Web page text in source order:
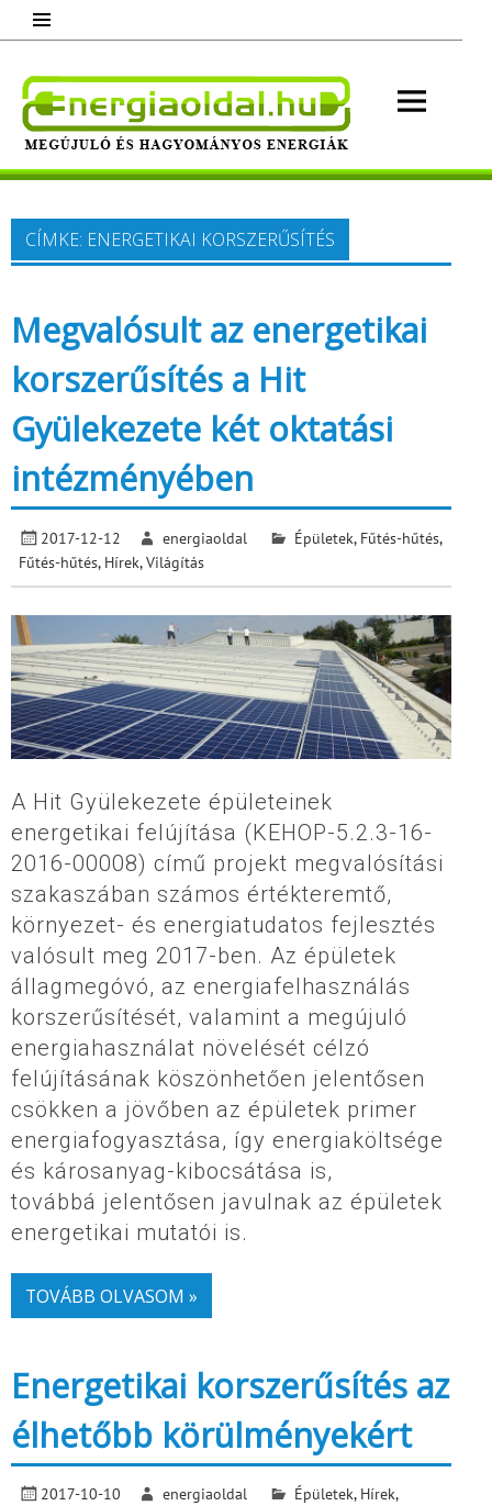
content
Megújuló és hagyományos energiák.
Minden, ami energia!
CÍMKE: ENERGETIKAI KORSZERŰSÍTÉS
Megvalósult az energetikai
korszerűsítés a Hit
Gyülekezete két oktatási
intézményében
2017-12-12 energiaoldal Épületek, Fűtés-hűtés,
Fűtés-hűtés, Hírek,Világítás
A Hit Gyülekezete épületeinek
energetikai felújítása (KEHOP-5.2.3-16-
2016-00008) című projekt megvalósítási
szakaszában számos értékteremtő,
környezet- és energiatudatos fejlesztés
valósult meg 2017-ben. Az épületek
állagmegóvó, az energiafelhasználás
korszerűsítését, valamint a megújuló
energiahasználat növelését célzó
felújításának köszönhetően jelentősen
csökken a jövőben az épületek primer
energiafogyasztása, így energiaköltsége
és károsanyag-kibocsátása is,
továbbá jelentősen javulnak az épületek
energetikai mutatói is.
TOVÁBB OLVASOM »
Energetikai korszerűsítés az
élhetőbb körülményekért
2017-10-10 energiaoldal Épületek, Hírek,